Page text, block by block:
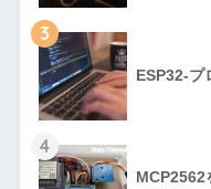
3
ESP32-プ
4
MCP2562